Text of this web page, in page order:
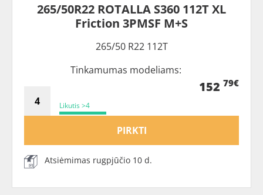
265/50R22 ROTALLA S360 112T XL
Friction 3PMSF M+S
265/50 R22 112T
Tinkamumas modeliams:
Likutis >4
152 79€
PIRKTI
Atsiėmimas rugpjūčio 10 d.